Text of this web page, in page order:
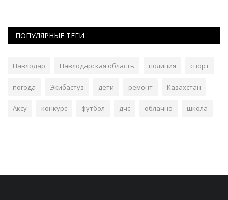
ПОПУЛЯРНЫЕ ТЕГИ
Павлодар Павлодарская область полиция спорт
погода Экибастуз дети ремонт Казахстан
Аксу конкурс футбол дчс облачно школа